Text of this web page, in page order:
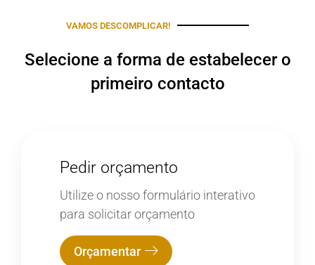
VAMOS DESCOMPLICAR!
Selecione a forma de estabelecer o
primeiro contacto
Pedir orçamento
Utilize o nosso formulário interativo
para solicitar orçamento
Orçamentar